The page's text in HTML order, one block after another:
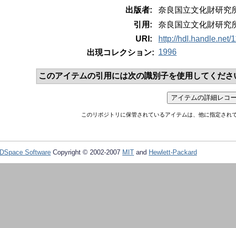
出版者:
奈良国立文化財研究
引用:
奈良国立文化財研究
URI:
http://hdl.handle.net/
出現コレクション: 1996
このアイテムの引用には次の識別子を使用してくださ
このリポジトリに保管されているアイテムは、他に指定され
DSpace Software Copyright © 2002-2007 MIT and Hewlett-Packard